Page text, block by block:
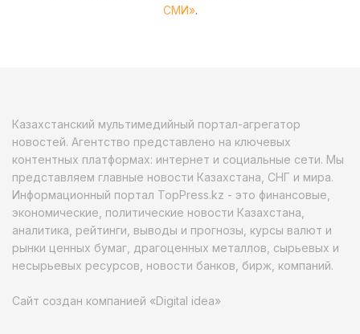
СМИ».
Казахстанский мультимедийный портал-агрегатор
новостей. Агентство представлено на ключевых
контентных платформах: интернет и социальные сети. Мы
представляем главные новости Казахстана, СНГ и мира.
Информационный портал TopPress.kz - это финансовые,
экономические, политические новости Казахстана,
аналитика, рейтинги, выводы и прогнозы, курсы валют и
рынки ценных бумаг, драгоценных металлов, сырьевых и
несырьевых ресурсов, новости банков, бирж, компаний.
Сайт создан компанией «Digital idea»